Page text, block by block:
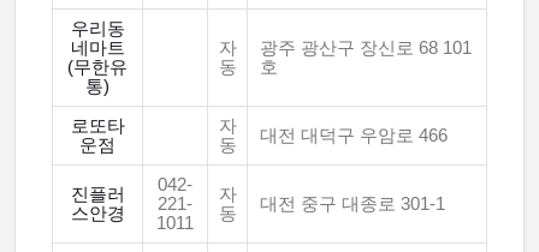
우리동
네마트
(무한유
통)
자
동
광주 광산구 장신로 68 101
호
로또타
운점
자
동
대전 대덕구 우암로 466
진플러
스안경
042-
221-
1011
자
동
대전 중구 대종로 301-1